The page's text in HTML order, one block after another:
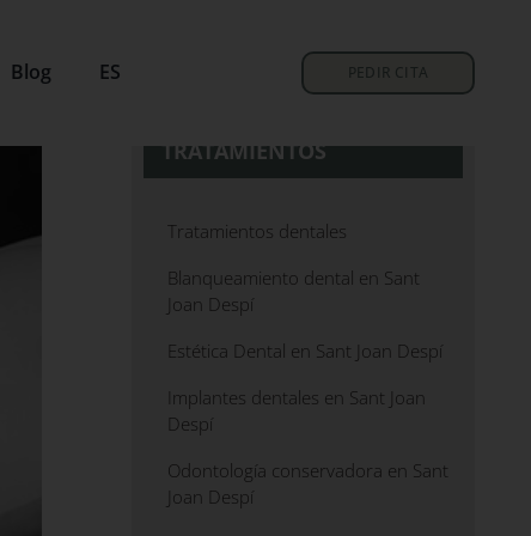
Blog ES PEDIR CITA
TRATAMIENTOS
Tratamientos dentales
Blanqueamiento dental en Sant
Joan Despí
Estética Dental en Sant Joan Despí
Implantes dentales en Sant Joan
Despí
Odontología conservadora en Sant
Joan Despí